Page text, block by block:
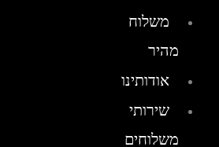
משלוח
מהיר
אודותינו
שירותי
משלוחים